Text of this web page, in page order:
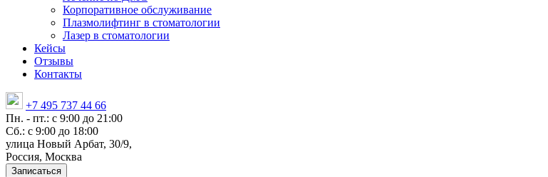
Корпоративное обслуживание
Плазмолифтинг в стоматологии
Лазер в стоматологии
Кейсы
Отзывы
Контакты
+7 495 737 44 66
Пн. - пт.: с 9:00 до 21:00
Сб.: с 9:00 до 18:00
улица Новый Арбат, 30/9,
Россия, Москва
Записаться